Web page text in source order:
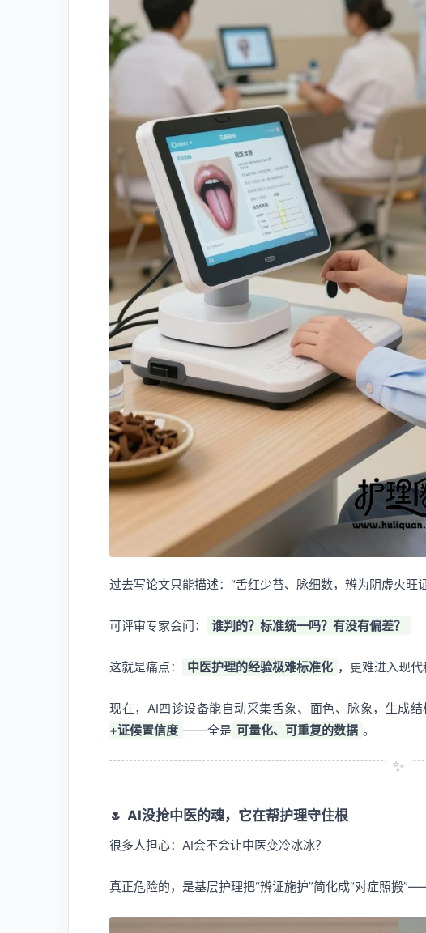
过去写论文只能描述：“舌红少苔、脉细数，辨为阴虚火旺
可评审专家会问： 谁判的？标准统一吗？有没有偏差？
这就是痛点： 中医护理的经验极难标准化 ，更难进入现代
现在，AI四诊设备能自动采集舌象、面色、脉象，生成
+证候置信度 ——全是 可量化、可重复的数据 。
🌷 AI没抢中医的魂，它在帮护理守住根
很多人担心：AI会不会让中医变冷冰冰？
真正危险的，是基层护理把“辨证施护”简化成“对症照搬